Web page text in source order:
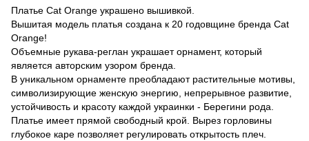
Платье Cat Orange украшено вышивкой.
Вышитая модель платья создана к 20 годовщине бренда Cat
Orange!
Объемные рукава-реглан украшает орнамент, который
является авторским узором бренда.
В уникальном орнаменте преобладают растительные мотивы,
символизирующие женскую энергию, непрерывное развитие,
устойчивость и красоту каждой украинки - Берегини рода.
Платье имеет прямой свободный крой. Вырез горловины
глубокое каре позволяет регулировать открытость плеч.